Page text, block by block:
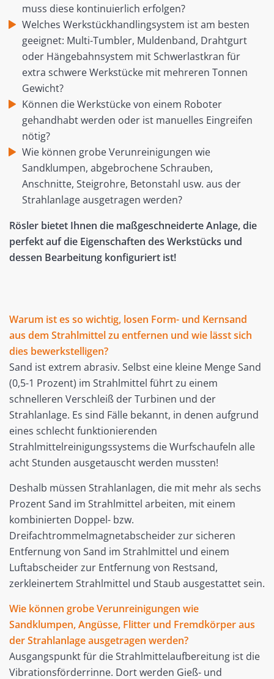
muss diese kontinuierlich erfolgen?
Welches Werkstückhandlingsystem ist am besten
geeignet: Multi-Tumbler, Muldenband, Drahtgurt
oder Hängebahnsystem mit Schwerlastkran für
extra schwere Werkstücke mit mehreren Tonnen
Gewicht?
Können die Werkstücke von einem Roboter
gehandhabt werden oder ist manuelles Eingreifen
nötig?
Wie können grobe Verunreinigungen wie
Sandklumpen, abgebrochene Schrauben,
Anschnitte, Steigrohre, Betonstahl usw. aus der
Strahlanlage ausgetragen werden?
Rösler bietet Ihnen die maßgeschneiderte Anlage, die
perfekt auf die Eigenschaften des Werkstücks und
dessen Bearbeitung konfiguriert ist!
Warum ist es so wichtig, losen Form- und Kernsand
aus dem Strahlmittel zu entfernen und wie lässt sich
dies bewerkstelligen?
Sand ist extrem abrasiv. Selbst eine kleine Menge Sand
(0,5-1 Prozent) im Strahlmittel führt zu einem
schnelleren Verschleiß der Turbinen und der
Strahlanlage. Es sind Fälle bekannt, in denen aufgrund
eines schlecht funktionierenden
Strahlmittelreinigungssystems die Wurfschaufeln alle
acht Stunden ausgetauscht werden mussten!
Deshalb müssen Strahlanlagen, die mit mehr als sechs
Prozent Sand im Strahlmittel arbeiten, mit einem
kombinierten Doppel- bzw.
Dreifachtrommelmagnetabscheider zur sicheren
Entfernung von Sand im Strahlmittel und einem
Luftabscheider zur Entfernung von Restsand,
zerkleinertem Strahlmittel und Staub ausgestattet sein.
Wie können grobe Verunreinigungen wie
Sandklumpen, Angüsse, Flitter und Fremdkörper aus
der Strahlanlage ausgetragen werden?
Ausgangspunkt für die Strahlmittelaufbereitung ist die
Vibrationsförderrinne. Dort werden Gieß- und